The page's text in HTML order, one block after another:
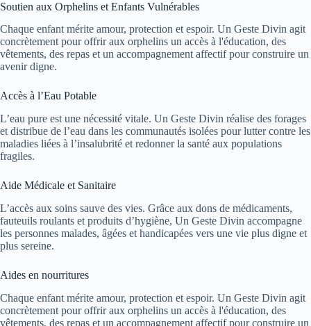
Soutien aux Orphelins et Enfants Vulnérables
Chaque enfant mérite amour, protection et espoir. Un Geste Divin agit
concrètement pour offrir aux orphelins un accès à l'éducation, des
vêtements, des repas et un accompagnement affectif pour construire un
avenir digne.
Accès à l’Eau Potable
L’eau pure est une nécessité vitale. Un Geste Divin réalise des forages
et distribue de l’eau dans les communautés isolées pour lutter contre les
maladies liées à l’insalubrité et redonner la santé aux populations
fragiles.
Aide Médicale et Sanitaire
L’accès aux soins sauve des vies. Grâce aux dons de médicaments,
fauteuils roulants et produits d’hygiène, Un Geste Divin accompagne
les personnes malades, âgées et handicapées vers une vie plus digne et
plus sereine.
Aides en nourritures
Chaque enfant mérite amour, protection et espoir. Un Geste Divin agit
concrètement pour offrir aux orphelins un accès à l'éducation, des
vêtements, des repas et un accompagnement affectif pour construire un